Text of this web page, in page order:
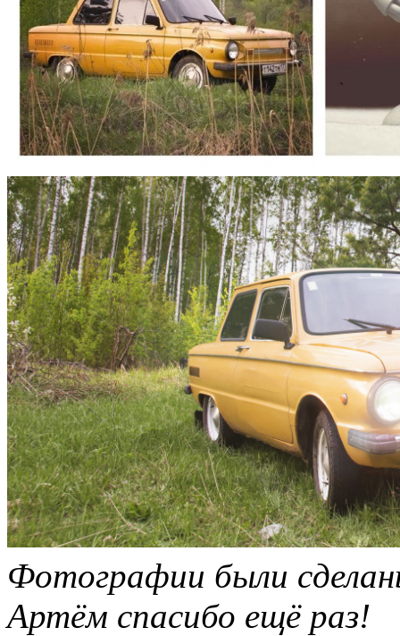
Фотографии были
Артём спасибо ещё раз!